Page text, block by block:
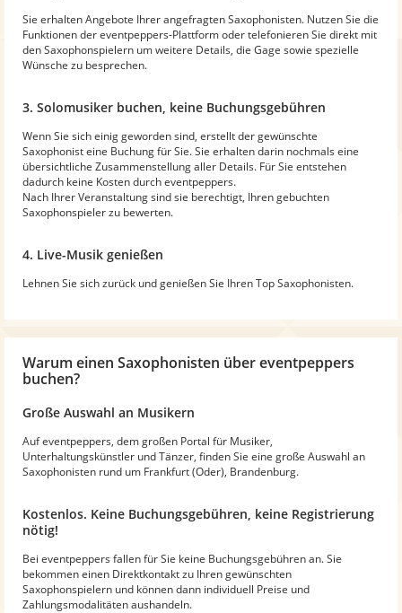
Sie erhalten Angebote Ihrer angefragten Saxophonisten. Nutzen Sie die
Funktionen der eventpeppers-Plattform oder telefonieren Sie direkt mit
den Saxophonspielern um weitere Details, die Gage sowie spezielle
Wünsche zu besprechen.
3. Solomusiker buchen, keine Buchungsgebühren
Wenn Sie sich einig geworden sind, erstellt der gewünschte
Saxophonist eine Buchung für Sie. Sie erhalten darin nochmals eine
übersichtliche Zusammenstellung aller Details. Für Sie entstehen
dadurch keine Kosten durch eventpeppers.
Nach Ihrer Veranstaltung sind sie berechtigt, Ihren gebuchten
Saxophonspieler zu bewerten.
4. Live-Musik genießen
Lehnen Sie sich zurück und genießen Sie Ihren Top Saxophonisten.
Warum einen Saxophonisten über eventpeppers
buchen?
Große Auswahl an Musikern
Auf eventpeppers, dem großen Portal für Musiker,
Unterhaltungskünstler und Tänzer, finden Sie eine große Auswahl an
Saxophonisten rund um Frankfurt (Oder), Brandenburg.
Kostenlos. Keine Buchungsgebühren, keine Registrierung
nötig!
Bei eventpeppers fallen für Sie keine Buchungsgebühren an. Sie
bekommen einen Direktkontakt zu Ihren gewünschten
Saxophonspielern und können dann individuell Preise und
Zahlungsmodalitäten aushandeln.